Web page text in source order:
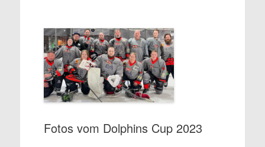
Fotos vom Dolphins Cup 2023